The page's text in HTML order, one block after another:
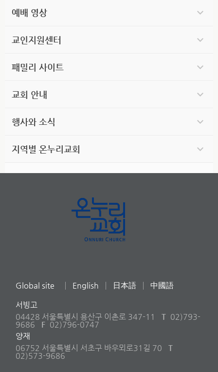
예배 영상
교인지원센터
패밀리 사이트
교회 안내
행사와 소식
지역별 온누리교회
Global site English 日本語 中國語
서빙고
04428 서울특별시 용산구 이촌로 347-11
T 02)793-
9686
F 02)796-0747
양재
06752 서울특별시 서초구 바우뫼로31길 70
T
02)573-9686